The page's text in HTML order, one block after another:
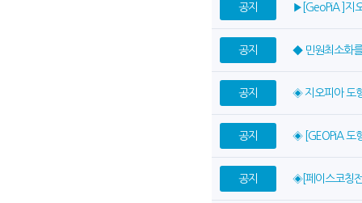
공지 ▶[GeoPiA ]지
공지 ◆ 민원최소화
공지 ◈ 지오피아 도
공지 ◈ [GEOPiA 도
공지 ◈[페이스코칭